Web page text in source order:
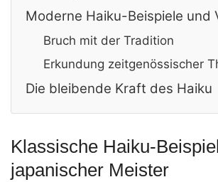
Moderne Haiku-Beispiele und
Bruch mit der Tradition
Erkundung zeitgenössischer
Die bleibende Kraft des Haiku
Klassische Haiku-
japanischer Meister